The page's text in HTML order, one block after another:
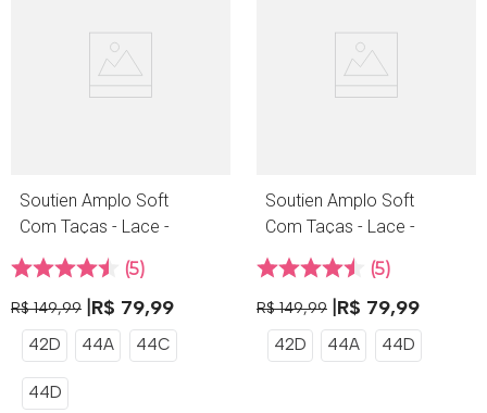
Soutien Amplo Soft
Com Taças - Lace -
314.89 - Maquiato
5
R$ 149,99 R$ 79,99
42D 44A 44C
44D
Soutien Amplo Soft
Com Taças - Lace -
314.89 - Base
5
R$ 149,99 R$ 79,99
42D 44A 44D